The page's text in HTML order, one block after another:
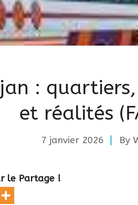
:
et réalités
7 janvier 2026 By
le Partage !